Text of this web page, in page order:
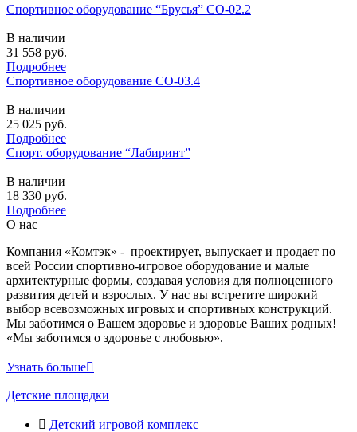
Спортивное оборудование “Брусья” СО-02.2
В наличии
31 558 руб.
Подробнее
Спортивное оборудование СО-03.4
В наличии
25 025 руб.
Подробнее
Спорт. оборудование “Лабиринт”
В наличии
18 330 руб.
Подробнее
О нас
Компания «Комтэк» - проектирует, выпускает и продает по
всей России спортивно-игровое оборудование и малые
архитектурные формы, создавая условия для полноценного
развития детей и взрослых. У нас вы встретите широкий
выбор всевозможных игровых и спортивных конструкций.
Мы заботимся о Вашем здоровье и здоровье Ваших родных!
«Мы заботимся о здоровье с любовью».
Узнать больше
Детские площадки
Детский игровой комплекс